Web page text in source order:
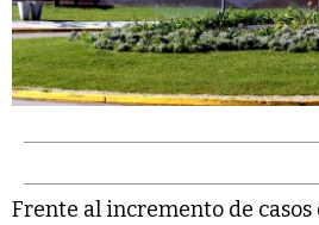
Frente al incremento de